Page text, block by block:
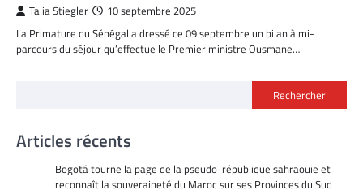
Talia Stiegler 10 septembre 2025
La Primature du Sénégal a dressé ce 09 septembre un bilan à mi-
parcours du séjour qu’effectue le Premier ministre Ousmane…
Rechercher
Articles récents
Bogotá tourne la page de la pseudo-république sahraouie et
reconnaît la souveraineté du Maroc sur ses Provinces du Sud